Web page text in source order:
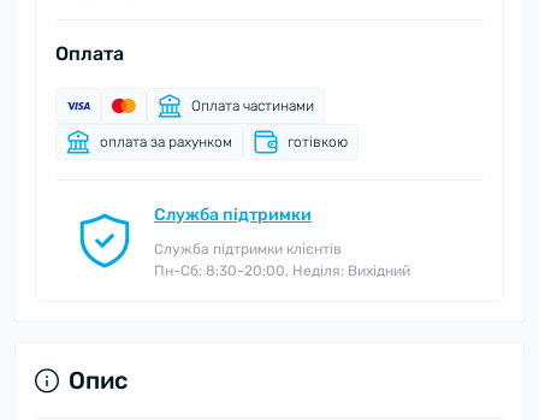
Оплата
Оплата частинами
оплата за рахунком готівкою
Служба підтримки
Служба підтримки клієнтів
Пн-Сб: 8:30-20:00, Неділя: Вихідний
Опис